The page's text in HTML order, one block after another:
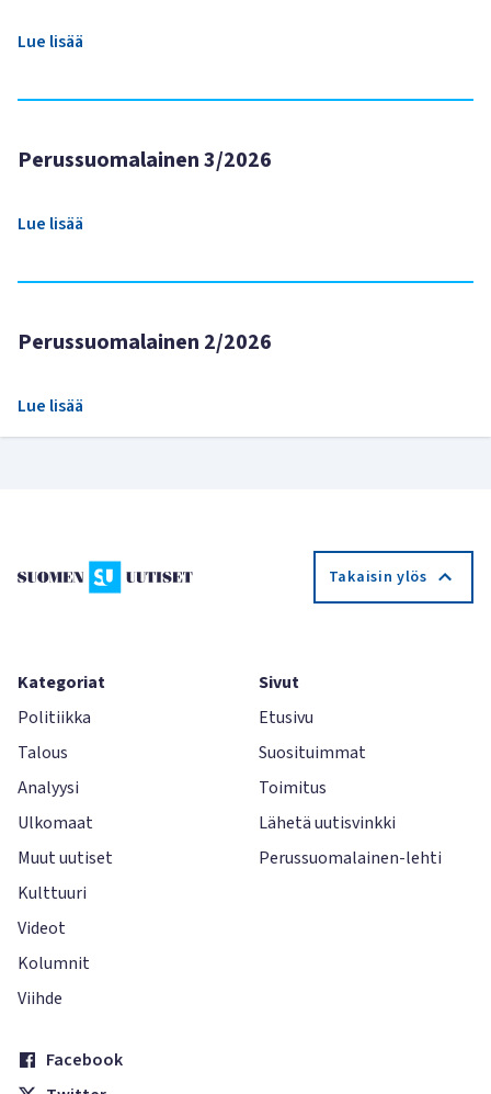
Lue lisää
Perussuomalainen 3/2026
Lue lisää
Perussuomalainen 2/2026
Lue lisää
Takaisin ylös
Kategoriat
Politiikka
Talous
Analyysi
Ulkomaat
Muut uutiset
Kulttuuri
Videot
Kolumnit
Viihde
Sivut
Etusivu
Suosituimmat
Toimitus
Lähetä uutisvinkki
Perussuomalainen-lehti
Facebook